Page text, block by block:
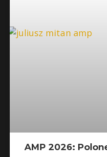
AMP 2026: